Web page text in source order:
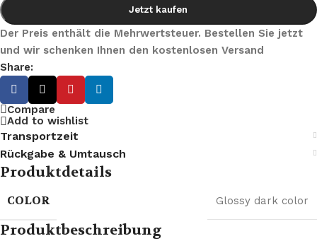
Jetzt kaufen
Der Preis enthält die Mehrwertsteuer. Bestellen Sie jetzt
und wir schenken Ihnen den kostenlosen Versand
Share:
Compare
Add to wishlist
Transportzeit
Rückgabe & Umtausch
Produktdetails
COLOR Glossy dark color
Produktbeschreibung